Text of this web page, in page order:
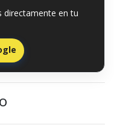
directamente en tu